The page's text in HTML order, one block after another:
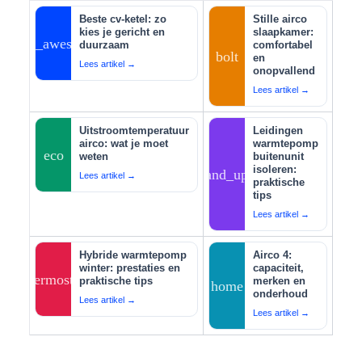
auto_awesome
Beste cv-ketel: zo
kies je gericht en
duurzaam
Lees artikel → bolt
Stille airco
slaapkamer:
comfortabel
en
onopvallend
Lees artikel →
eco
Uitstroomtemperatuur
airco: wat je moet
weten
Lees artikel → tips_and_updates
Leidingen
warmtepomp
buitenunit
isoleren:
praktische
tips
Lees artikel →
thermostat
Hybride warmtepomp
winter: prestaties en
praktische tips
Lees artikel →
home
Airco 4:
capaciteit,
merken en
onderhoud
Lees artikel →